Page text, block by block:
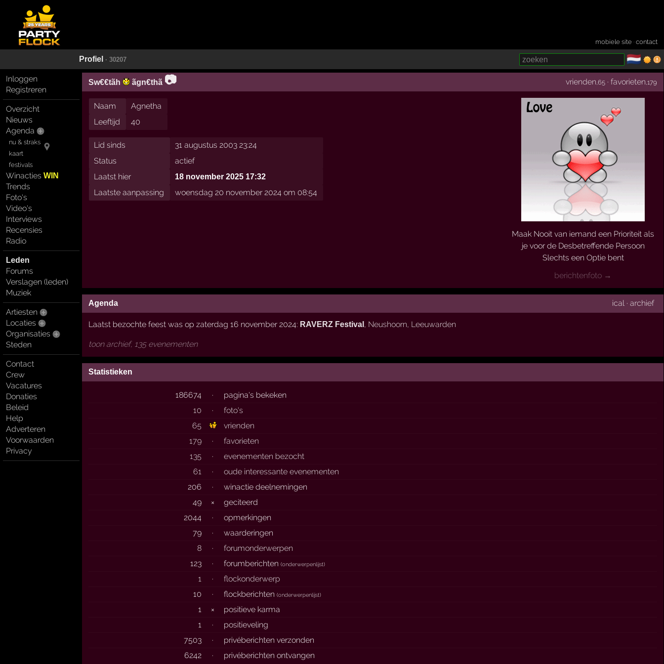
mobiele site ·contact
Profiel · 30207 🇳🇱
Inloggen
Registreren
Overzicht
Nieuws
Agenda
nu & straks
kaart
festivals
WinactiesWIN
Trends
Foto's
Video's
Interviews
Recensies
Radio
Leden
Forums
Verslagen (leden)
Muziek
Artiesten
Locaties
Organisaties
Steden
Contact
Crew
Vacatures
Donaties
Beleid
Help
Adverteren
Voorwaarden
Privacy
Sw€€tãh ãgn€thã 📷 vrienden ,65 ·favorieten ,179
Maak Nooit van iemand een Prioriteit als
je voor de Desbetreffende Persoon
Slechts een Optie bent
berichtenfoto →
Naam
Agnetha
Leeftijd
40
Lid sinds
31 augustus 2003 23:24
Status
actief
Laatst hier
18 november 2025 17:32
Laatste aanpassing woensdag 20 november 2024 om 08:54
Agenda ical· archief
Laatst bezochte feest was op zaterdag 16 november 2024: RAVERZ Festival , Neushoorn, Leeuwarden
toon archief, 135 evenementen
Statistieken
186674 ·
pagina's bekeken
10
·
foto's
65
vrienden
179
·
favorieten
135
·
evenementen bezocht
61
·
oude interessante evenementen
206
·
winactie deelnemingen
49
×
geciteerd
2044
·
opmerkingen
79
·
waarderingen
8
·
forumonderwerpen
123
· forumberichten(onderwerpenlijst)
1 ·
flockonderwerp
10
· flockberichten(onderwerpenlijst)
1 ×
positieve karma
1
·
positieveling
7503
·
privéberichten verzonden
6242
· privéberichten ontvangen